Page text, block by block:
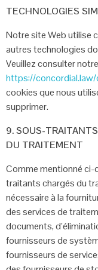
TECHNOLOGIES
Notre site Web utilise
autres technologies
Veuillez consulter
https://
cookies que nous
supprimer.
9. SOUS-
DU TRAITEMENT
Comme mentionné ci-
traitants chargés du
nécessaire à la
des services de
documents,
fournisseurs de
fournisseurs de